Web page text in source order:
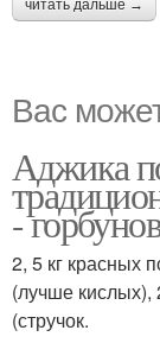
читать дальше →
Вас
Аджика
-
2, 5 кг красных
(лучше кислых),
(стручок.